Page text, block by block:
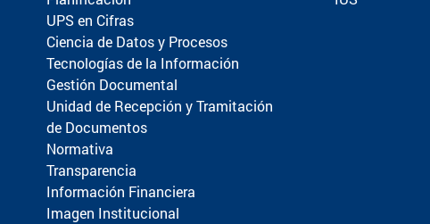
UPS en Cifras
Ciencia de Datos y Procesos
Tecnologías de la Información
Gestión Documental
Unidad de Recepción y Tramitación
de Documentos
Normativa
Transparencia
Información Financiera
Imagen Institucional